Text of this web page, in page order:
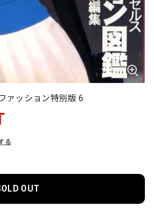
ァッション特別版 6
る
OUT